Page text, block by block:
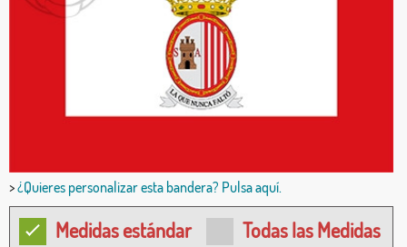
>¿Quieres personalizar esta bandera? Pulsa aquí.
Medidas estándar Todas las Medidas